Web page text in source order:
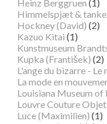
Heinz Berggruen (1)
Himmelspjæt &
Hockney (David) (2)
Kazuo Kitai (1)
Kunstmuseum
Kupka (František) (2)
L'ange du bizarre -
La mode en
Louisiana Museum
Louvre Couture
Luce (Maximilien) (1)